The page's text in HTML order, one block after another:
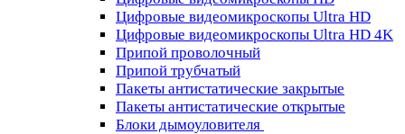
Цифровые видеомикроскопы Ultra HD
Цифровые видеомикроскопы Ultra HD 4K
Припой проволочный
Припой трубчатый
Пакеты антистатические закрытые
Пакеты антистатические открытые
Блоки дымоуловителя